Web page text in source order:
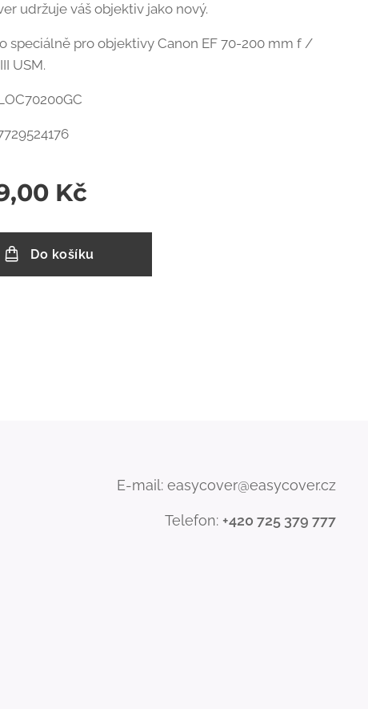
udržuje váš objektiv jako nový.
speciálně pro objektivy Canon EF 70-200 mm f /
USM.
Kč
Do košíku
E-mail: easycover@easycover.cz
Telefon: +420 725 379 777